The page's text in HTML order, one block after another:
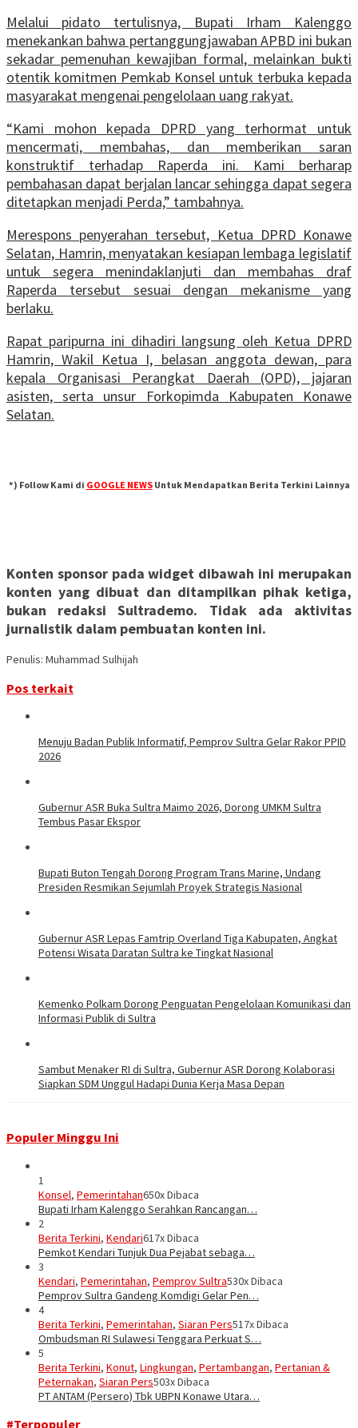
Melalui pidato tertulisnya, Bupati Irham Kalenggo
menekankan bahwa pertanggungjawaban APBD ini bukan
sekadar pemenuhan kewajiban formal, melainkan bukti
otentik komitmen Pemkab Konsel untuk terbuka kepada
masyarakat mengenai pengelolaan uang rakyat.
“Kami mohon kepada DPRD yang terhormat untuk
mencermati, membahas, dan memberikan saran
konstruktif terhadap Raperda ini. Kami berharap
pembahasan dapat berjalan lancar sehingga dapat segera
ditetapkan menjadi Perda,” tambahnya.
Merespons penyerahan tersebut, Ketua DPRD Konawe
Selatan, Hamrin, menyatakan kesiapan lembaga legislatif
untuk segera menindaklanjuti dan membahas draf
Raperda tersebut sesuai dengan mekanisme yang
berlaku.
Rapat paripurna ini dihadiri langsung oleh Ketua DPRD
Hamrin, Wakil Ketua I, belasan anggota dewan, para
kepala Organisasi Perangkat Daerah (OPD), jajaran
asisten, serta unsur Forkopimda Kabupaten Konawe
Selatan.
*) Follow Kami di GOOGLE NEWSUntuk Mendapatkan Berita Terkini Lainnya
Konten sponsor pada widget dibawah ini merupakan
konten yang dibuat dan ditampilkan pihak ketiga,
bukan redaksi Sultrademo. Tidak ada aktivitas
jurnalistik dalam pembuatan konten ini.
Penulis: Muhammad Sulhijah
Pos terkait
Menuju Badan Publik Informatif, Pemprov Sultra Gelar Rakor PPID
2026
Gubernur ASR Buka Sultra Maimo 2026, Dorong UMKM Sultra
Tembus Pasar Ekspor
Bupati Buton Tengah Dorong Program Trans Marine, Undang
Presiden Resmikan Sejumlah Proyek Strategis Nasional
Gubernur ASR Lepas Famtrip Overland Tiga Kabupaten, Angkat
Potensi Wisata Daratan Sultra ke Tingkat Nasional
Kemenko Polkam Dorong Penguatan Pengelolaan Komunikasi dan
Informasi Publik di Sultra
Sambut Menaker RI di Sultra, Gubernur ASR Dorong Kolaborasi
Siapkan SDM Unggul Hadapi Dunia Kerja Masa Depan
Populer Minggu Ini
1
Konsel, Pemerintahan650x Dibaca
Bupati Irham Kalenggo Serahkan Rancangan…
2
Berita Terkini, Kendari617x Dibaca
Pemkot Kendari Tunjuk Dua Pejabat sebaga…
3
Kendari, Pemerintahan, Pemprov Sultra530x Dibaca
Pemprov Sultra Gandeng Komdigi Gelar Pen…
4
Berita Terkini, Pemerintahan, Siaran Pers517x Dibaca
Ombudsman RI Sulawesi Tenggara Perkuat S…
5
Berita Terkini, Konut, Lingkungan, Pertambangan, Pertanian &
Peternakan, Siaran Pers503x Dibaca
PT ANTAM (Persero) Tbk UBPN Konawe Utara…
#Terpopuler